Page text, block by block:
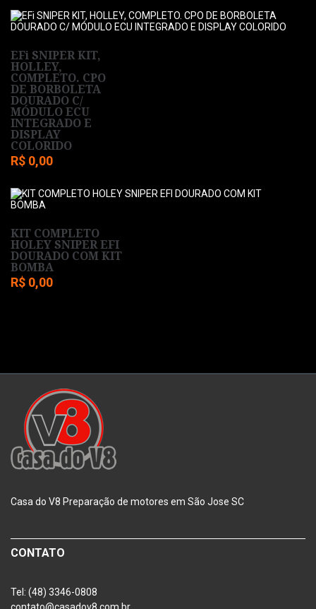
EFi SNIPER KIT,
HOLLEY,
COMPLETO. CPO
DE BORBOLETA
DOURADO C/
MÓDULO ECU
INTEGRADO E
DISPLAY
COLORIDO
R$ 0,00
KIT COMPLETO
HOLEY SNIPER EFI
DOURADO COM KIT
BOMBA
R$ 0,00
Casa do V8 Preparação de motores em São Jose SC
CONTATO
Tel: (48) 3346-0808